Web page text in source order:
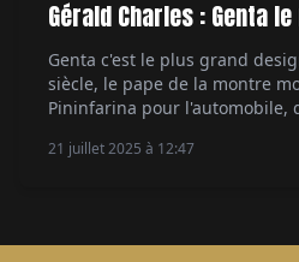
Gérald Charles : Genta
Genta c'est le plus grand
siècle, le pape de la montre
Pininfarina pour l'automobile,
lui. Depuis 25 ans, sa marque
21 juillet 2025 à 12:47